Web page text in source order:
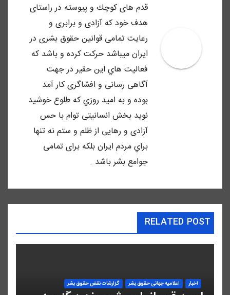
قدم هاى كوچك و پيوسته در راستاى
هدف خود كه آزادى و برابرى و
رعايت تمامى قوانين حقوق بشرى در
ايران ميباشد حركت كرده و باشد كه
فعاليت هاي اين حقير در جهت
آگاهى رسانى و افشاگرى كار آمد
بوده و به اميد روزي كه طلوع خوشيد
نويد بخش انسانيتى توام با حس
آزادى و رهايى از ظلم و ستم نه تنها
براي مردم ايران بلكه براى تمامى
جوامع بشر باشد .
RELATED POST
اخبار اعلاميه جهانی حقوق بشر گزارشات نقض حقوق بشر